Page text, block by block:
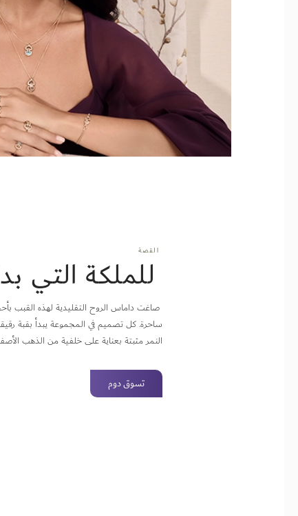
القصة
للملكة التي
صاغت داماس الروح التقليدية لهذه القبب
ساحرة. كل تصميم في المجموعة يبدأ بقبة
النمر مثبتة بعناية على خلفية من الذهب الأصفر أو
تسوق دوم